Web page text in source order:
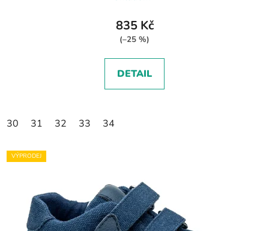
835 Kč
(–25 %)
DETAIL
30 31 32 33 34
VÝPRODEJ